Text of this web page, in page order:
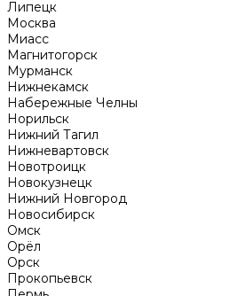
Липецк
Москва
Миасс
Магнитогорск
Мурманск
Нижнекамск
Набережные Челны
Норильск
Нижний Тагил
Нижневартовск
Новотроицк
Новокузнецк
Нижний Новгород
Новосибирск
Омск
Орёл
Орск
Прокопьевск